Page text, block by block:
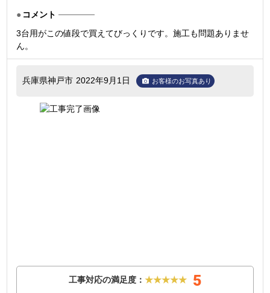
コメント
3台用がこの値段で買えてびっくりです。施工も問題ありませ
ん。
兵庫県神戸市 2022年9月1日 お客様のお写真あり
工事対応の満足度： ★★★★★ 5